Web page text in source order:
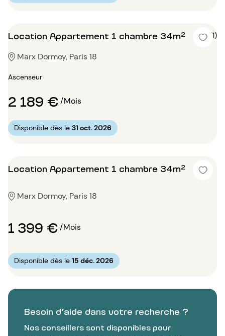
Besoin d’aide dans votre recherche ?
Nos conseillers sont disponibles pour
Location Appartement 1 chambre 34m² 5 (1)
Marx Dormoy, Paris 18
Ascenseur
2 189 €/Mois
Disponible dès le 31 oct. 2026
Location Appartement 1 chambre 34m²
Marx Dormoy, Paris 18
1 399 €/Mois
Disponible dès le 15 déc. 2026